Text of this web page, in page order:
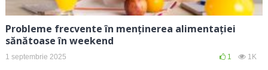
Probleme frecvente în menținerea alimentației
sănătoase în weekend
1 septembrie 2025 1 1K